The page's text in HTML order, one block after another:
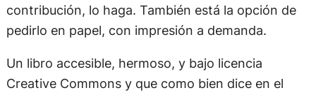
contribución, lo haga. También está la opción de
pedirlo en papel, con impresión a demanda.
Un libro accesible, hermoso, y bajo licencia
Creative Commons y que como bien dice en el